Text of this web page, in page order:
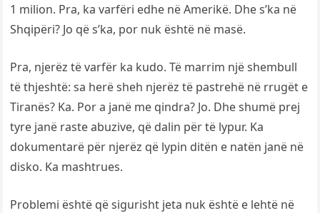
1 milion. Pra, ka varfëri edhe në Amerikë. Dhe s’ka në
Shqipëri? Jo që s’ka, por nuk është në masë.
Pra, njerëz të varfër ka kudo. Të marrim një shembull
të thjeshtë: sa herë sheh njerëz të pastrehë në rrugët e
Tiranës? Ka. Por a janë me qindra? Jo. Dhe shumë prej
tyre janë raste abuzive, që dalin për të lypur. Ka
dokumentarë për njerëz që lypin ditën e natën janë në
disko. Ka mashtrues.
Problemi është që sigurisht jeta nuk është e lehtë në